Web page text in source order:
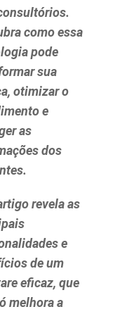
como essa
pode
sua
otimizar o
e
as
dos
revela as
e
de um
eficaz, que
melhora a